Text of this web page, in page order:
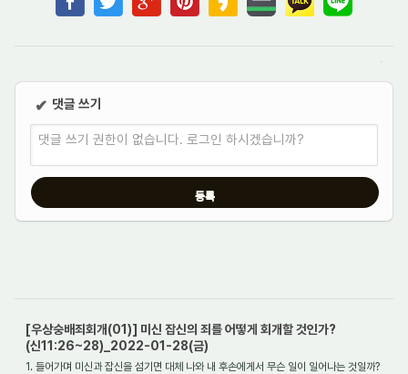
✔ 댓글 쓰기
댓글 쓰기 권한이 없습니다. 로그인 하시겠습니까?
[우상숭배죄회개(01)] 미신 잡신의 죄를 어떻게 회개할 것인가?
(신11:26~28)_2022-01-28(금)
1. 들어가며 미신과 잡신을 섬기면 대체 나와 내 후손에게서 무슨 일이 일어나는 것일까?